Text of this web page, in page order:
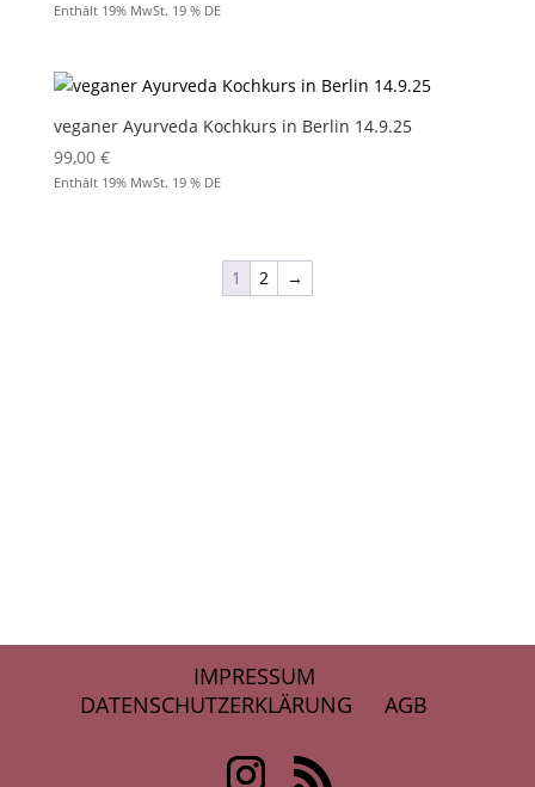
Enthält 19% MwSt. 19 % DE
veganer Ayurveda Kochkurs in Berlin 14.9.25
99,00 €
Enthält 19% MwSt. 19 % DE
1 2 →
IMPRESSUM
DATENSCHUTZERKLÄRUNG
AGB